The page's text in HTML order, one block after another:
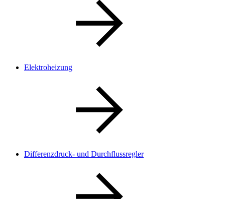
Elektroheizung
Differenzdruck- und Durchflussregler